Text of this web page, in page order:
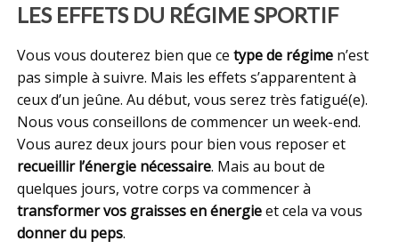
LES EFFETS DU RÉGIME SPORTIF
Vous vous douterez bien que ce type de régimen’est
pas simple à suivre. Mais les effets s’apparentent à
ceux d’un jeûne. Au début, vous serez très fatigué(e).
Nous vous conseillons de commencer un week-end.
Vous aurez deux jours pour bien vous reposer et
recueillir l’énergie nécessaire. Mais au bout de
quelques jours, votre corps va commencer à
transformer vos graisses en énergieet cela va vous
donner du peps.